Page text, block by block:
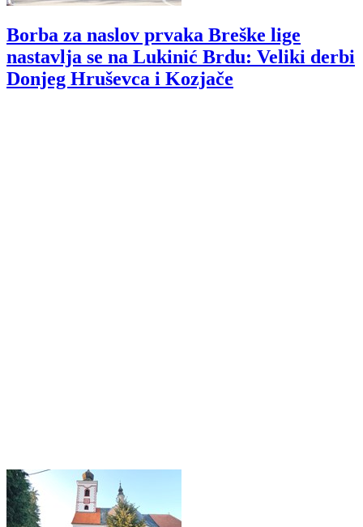
Borba za naslov prvaka Breške lige
nastavlja se na Lukinić Brdu: Veliki derbi
Donjeg Hruševca i Kozjače